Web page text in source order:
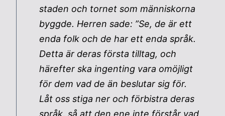
staden och tornet som människorna
byggde. Herren sade: ”Se, de är ett
enda folk och de har ett enda språk.
Detta är deras första tilltag, och
härefter ska ingenting vara omöjligt
för dem vad de än beslutar sig för.
Låt oss stiga ner och förbistra deras
språk, så att den ene inte förstår vad